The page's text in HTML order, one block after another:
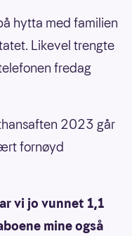
hytta med familien
Likevel trengte
fredag
2023 går
fornøyd
vi jo vunnet 1,1
mine også